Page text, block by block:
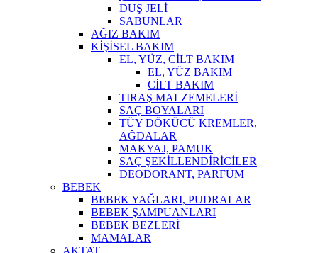
DUŞ JELİ
SABUNLAR
AĞIZ BAKIM
KİŞİSEL BAKIM
EL, YÜZ, CİLT BAKIM
EL, YÜZ BAKIM
CİLT BAKIM
TIRAŞ MALZEMELERİ
SAÇ BOYALARI
TÜY DÖKÜCÜ KREMLER,
AĞDALAR
MAKYAJ, PAMUK
SAÇ ŞEKİLLENDİRİCİLER
DEODORANT, PARFÜM
BEBEK
BEBEK YAĞLARI, PUDRALAR
BEBEK ŞAMPUANLARI
BEBEK BEZLERİ
MAMALAR
AKTAT